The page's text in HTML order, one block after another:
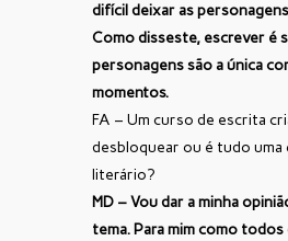
difícil deixar as
Como disseste, escrever é
personagens são a única
momentos.
FA – Um curso de escrita
desbloquear ou é tudo uma
literário?
MD – Vou dar a minha
tema. Para mim como